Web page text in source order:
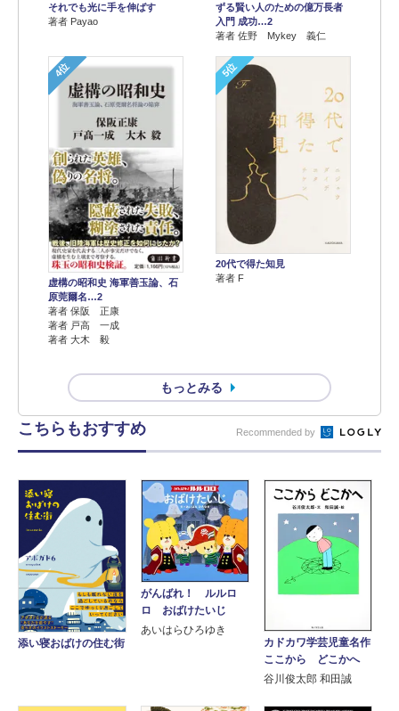
それでも光に手を伸ばす
著者 Payao
ずる賢い人のための億万長者
入門 成功…2
著者 佐野 Mykey 義仁
4位
虚構の昭和史 海軍善玉論、石
原莞爾名…2
著者 保阪 正康
著者 戸高 一成
著者 大木 毅
5位
20代で得た知見
著者 F
もっとみる
こちらもおすすめ Recommended by
添い寝おばけの住む街
がんばれ！ ルルロ
ロ おばけたいじ
あいはらひろゆき
カドカワ学芸児童名作
ここから どこかへ
谷川俊太郎 和田誠